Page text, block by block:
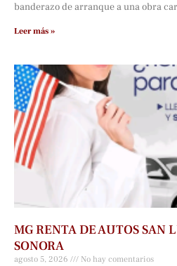
banderazo de arranque a una obra
Leer más »
MG RENTA DE AUTOS SAN
SONORA
agosto 5, 2026 No hay comentarios